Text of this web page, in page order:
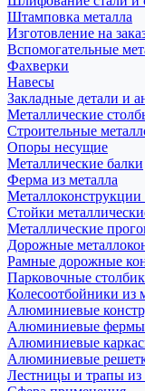
Штамповка металла
Изготовление на
Вспомогательные
Фахверки
Навесы
Закладные детали и
Металлические
Строительные
Опоры несущие
Металлические балки
Ферма из металла
Стойки
Металлические
Дорожные
Рамные дорожные
Парковочные
Колесоотбойники из
Алюминиевые
Алюминиевые фермы
Алюминиевые
Алюминиевые
Лестницы и трапы